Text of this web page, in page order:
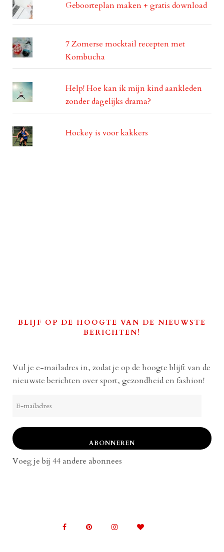
Geboorteplan maken + gratis download
7 Zomerse mocktail recepten met
Kombucha
Help! Hoe kan ik mijn kind aankleden
zonder dagelijks drama?
Hockey is voor kakkers
BLIJF OP DE HOOGTE VAN DE NIEUWSTE
BERICHTEN!
Vul je e-mailadres in, zodat je op de hoogte blijft van de
nieuwste berichten over sport, gezondheid en fashion!
mailadres
ABONNEREN
Voeg je bij 44 andere abonnees